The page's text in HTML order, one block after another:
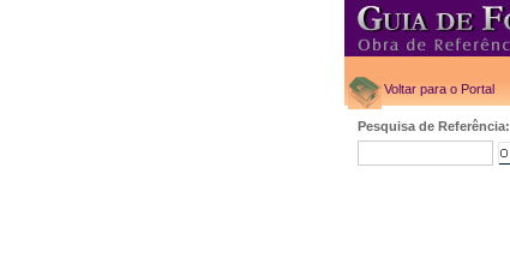
Voltar para o Portal
Pesquisa de Referência: